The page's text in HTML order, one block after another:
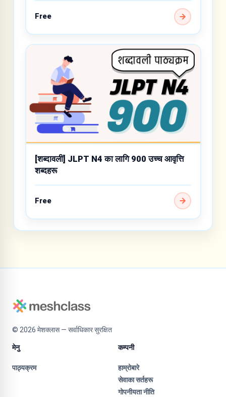
Free
[शब्दावली] JLPT N4 का लागि 900 उच्च आवृत्ति
शब्दहरू
Free
© 2026 मेशक्लास — सर्वाधिकार सुरक्षित
मेनु
पाठ्यक्रम
कम्पनी
हाम्रोबारे
सेवाका सर्तहरू
गोपनीयता नीति